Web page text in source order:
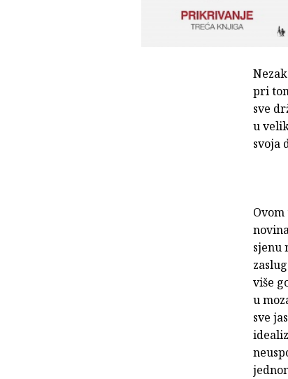
pri
sve
u
svoja
sjenu
više
u
sve